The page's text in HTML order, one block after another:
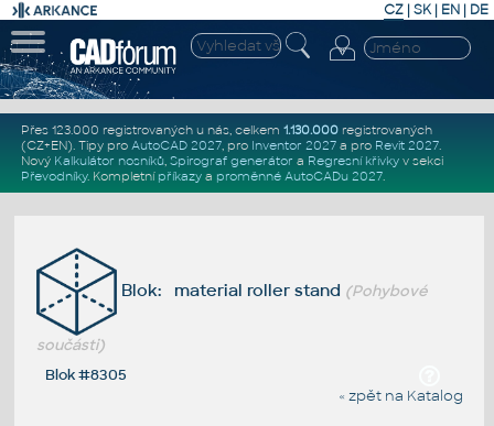
CZ | SK| EN | DE
Přes 123.000 registrovaných u nás, celkem 1.130.000registrovaných
(CZ+EN). Tipy pro AutoCAD 2027, pro Inventor 2027a pro Revit 2027.
Nový Kalkulátor nosníků, Spirograf generátor a Regresní křivkyv sekci
Převodníky. Kompletní příkazya proměnné AutoCADu 2027.
Blok: material roller stand (Pohybové
součásti)
Blok #8305
« zpět na Katalog